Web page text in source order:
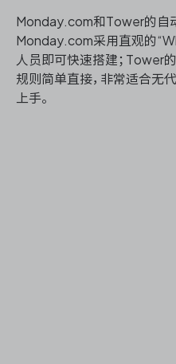
Monday.com和Tower的自
Monday.com采用直观的
人员即可快速搭建；Tower
规则简单直接，非常适合无
上手。